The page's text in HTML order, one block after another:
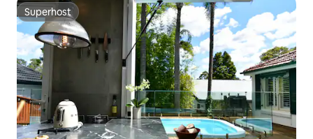
Superhost
Superhost